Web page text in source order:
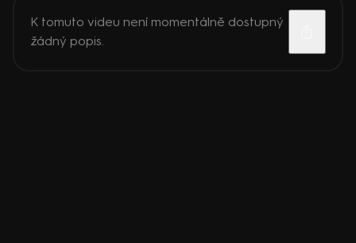
K tomuto videu není momentálně dostupný
žádný popis.